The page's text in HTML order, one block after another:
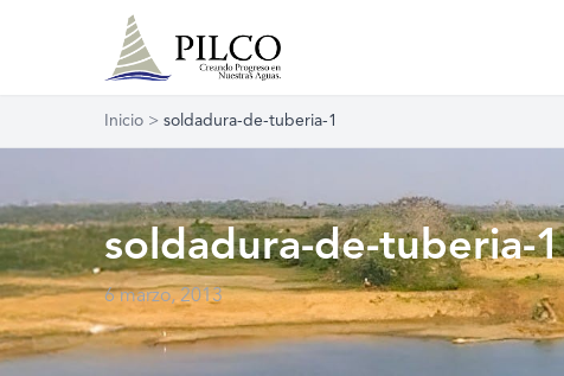
Inicio > soldadura-de-tuberia-1
soldadura-de-tuberia-1
6 marzo, 2013